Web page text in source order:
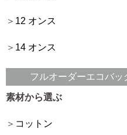
12 オンス
14 オンス
フルオーダーエコバッ
素材から選ぶ
コットン